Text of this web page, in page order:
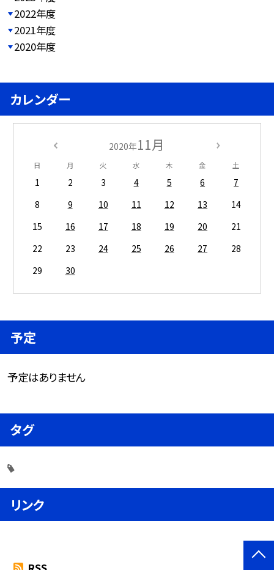
2022年度
2021年度
2020年度
カレンダー
2020年11月
日 月 火 水 木 金 土
1 2 3 4 5 6
7
8
9 10 11 12 13
14
15
16 17 18 19 20
21
22
23 24 25 26 27
28
29
30
予定
予定はありません
タグ
リンク